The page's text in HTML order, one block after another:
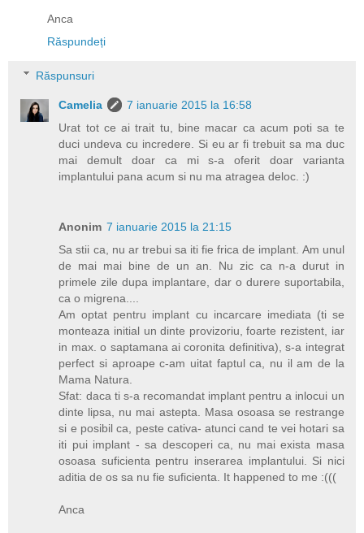
Anca
Răspundeți
Răspunsuri
Camelia
7 ianuarie 2015 la 16:58
Urat tot ce ai trait tu, bine macar ca acum poti sa te
duci undeva cu incredere. Si eu ar fi trebuit sa ma duc
mai demult doar ca mi s-a oferit doar varianta
implantului pana acum si nu ma atragea deloc. :)
Anonim 7 ianuarie 2015 la 21:15
Sa stii ca, nu ar trebui sa iti fie frica de implant. Am unul
de mai mai bine de un an. Nu zic ca n-a durut in
primele zile dupa implantare, dar o durere suportabila,
ca o migrena....
Am optat pentru implant cu incarcare imediata (ti se
monteaza initial un dinte provizoriu, foarte rezistent, iar
in max. o saptamana ai coronita definitiva), s-a integrat
perfect si aproape c-am uitat faptul ca, nu il am de la
Mama Natura.
Sfat: daca ti s-a recomandat implant pentru a inlocui un
dinte lipsa, nu mai astepta. Masa osoasa se restrange
si e posibil ca, peste cativa- atunci cand te vei hotari sa
iti pui implant - sa descoperi ca, nu mai exista masa
osoasa suficienta pentru inserarea implantului. Si nici
aditia de os sa nu fie suficienta. It happened to me :(((
Anca